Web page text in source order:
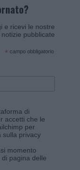
e ricevi le nostre
pubblicate
* campo obbligatorio
di
accetti che le
per
sulla privacy
momento
pagina delle